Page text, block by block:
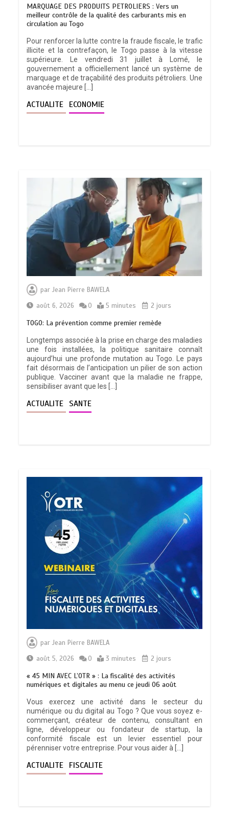
MARQUAGE DES PRODUITS PETROLIERS : Vers un
meilleur contrôle de la qualité des carburants mis en
circulation au Togo
Pour renforcer la lutte contre la fraude fiscale, le trafic
illicite et la contrefaçon, le Togo passe à la vitesse
supérieure. Le vendredi 31 juillet à Lomé, le
gouvernement a officiellement lancé un système de
marquage et de traçabilité des produits pétroliers. Une
avancée majeure […]
ACTUALITE ECONOMIE
parJean Pierre BAWELA
août 6, 2026
0 5 minutes 2 jours
TOGO: La prévention comme premier remède
Longtemps associée à la prise en charge des maladies
une fois installées, la politique sanitaire connaît
aujourd’hui une profonde mutation au Togo. Le pays
fait désormais de l’anticipation un pilier de son action
publique. Vacciner avant que la maladie ne frappe,
sensibiliser avant que les […]
ACTUALITE SANTE
parJean Pierre BAWELA
août 5, 2026
0 3 minutes 2 jours
« 45 MIN AVEC L’OTR » : La fiscalité des activités
numériques et digitales au menu ce jeudi 06 août
Vous exercez une activité dans le secteur du
numérique ou du digital au Togo ? Que vous soyez e-
commerçant, créateur de contenu, consultant en
ligne, développeur ou fondateur de startup, la
conformité fiscale est un levier essentiel pour
pérenniser votre entreprise. Pour vous aider à […]
ACTUALITE FISCALITE
TOGO : Sauver la mère devient un
indicateur de civilisation
4 minutes